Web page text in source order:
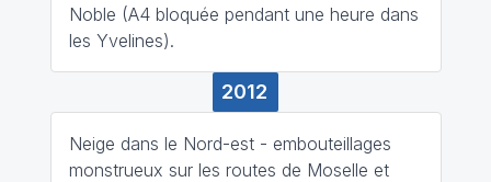
Noble (A4 bloquée pendant une heure dans
les Yvelines).
2012
Neige dans le Nord-est - embouteillages
monstrueux sur les routes de Moselle et